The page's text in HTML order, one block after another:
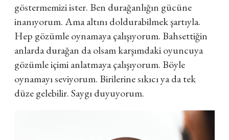
göstermemizi ister. Ben durağanlığın gücüne
inanıyorum. Ama altını doldurabilmek şartıyla.
Hep gözümle oynamaya çalışıyorum. Bahsettiğin
anlarda durağan da olsam karşımdaki oyuncuya
gözümle içimi anlatmaya çalışıyorum. Böyle
oynamayı seviyorum. Birilerine sıkıcı ya da tek
düze gelebilir. Saygı duyuyorum.